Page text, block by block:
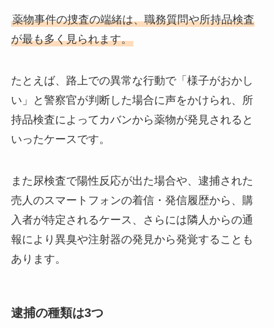
薬物事件の捜査の端緒は、職務質問や所持品検査
が最も多く見られます。
たとえば、路上での異常な行動で「様子がおかし
い」と警察官が判断した場合に声をかけられ、所
持品検査によってカバンから薬物が発見されると
いったケースです。
また尿検査で陽性反応が出た場合や、逮捕された
売人のスマートフォンの着信・発信履歴から、購
入者が特定されるケース、さらには隣人からの通
報により異臭や注射器の発見から発覚することも
あります。
逮捕の種類は3つ